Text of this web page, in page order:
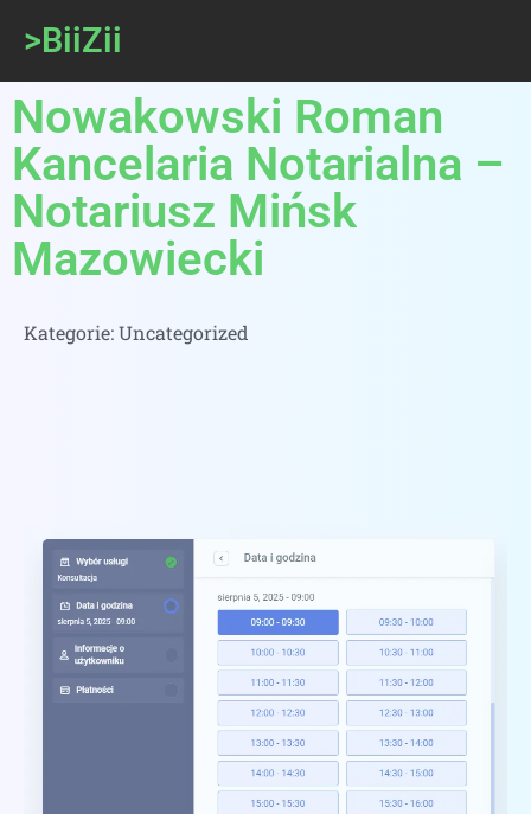
>BiiZii
Nowakowski Roman
Kancelaria Notarialna –
Notariusz Mińsk
Mazowiecki
Kategorie:Uncategorized